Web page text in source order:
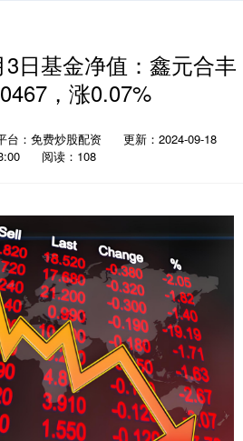
日基金净值：鑫元合丰
，涨0.07%
台：免费炒股配资
更新：2024-09-18
阅读：108